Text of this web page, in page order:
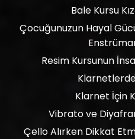
Bale Kursu
Çocuğunuzun Hayal
Resim Kursunun
Klarnet İçin
Vibrato ve
Çello Alırken Dikkat